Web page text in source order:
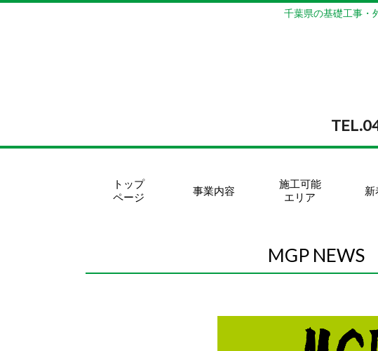
千葉県の基礎工事・
トップ
ページ
事業内容
施工可能
エリア
新
MGP